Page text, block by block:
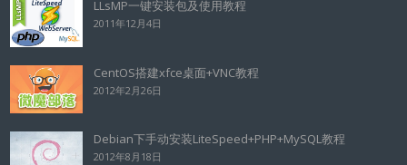
LLsMP一键安装包及使用教程
2011年12月4日
CentOS搭建xfce桌面+VNC教程
2012年2月26日
Debian下手动安装LiteSpeed+PHP+MySQL教程
2012年8月18日